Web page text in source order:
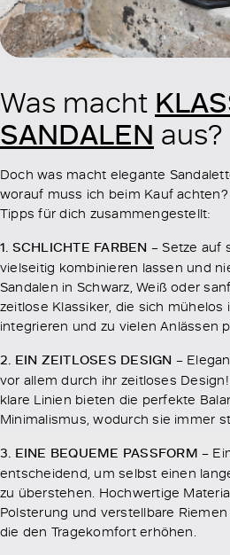
Was macht
SANDALEN aus?
Doch was macht elegante
worauf muss ich beim Kauf
Tipps für dich zusammengestellt:
1. SCHLICHTE FARBEN – Setze auf
vielseitig kombinieren lassen und
Sandalen in Schwarz, Weiß oder
zeitlose Klassiker, die sich mühelos
integrieren und zu vielen Anlässen
2. EIN ZEITLOSES DESIGN –
vor allem durch ihr zeitloses
klare Linien bieten die perfekte
Minimalismus, wodurch sie immer
3. EINE BEQUEME PASSFORM –
entscheidend, um selbst einen
zu überstehen. Hochwertige
Polsterung und verstellbare
die den Tragekomfort erhöhen.